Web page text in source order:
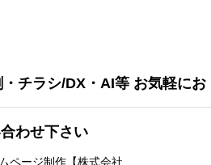
チラシ/DX・AI等 お気軽にお
わせ下さい